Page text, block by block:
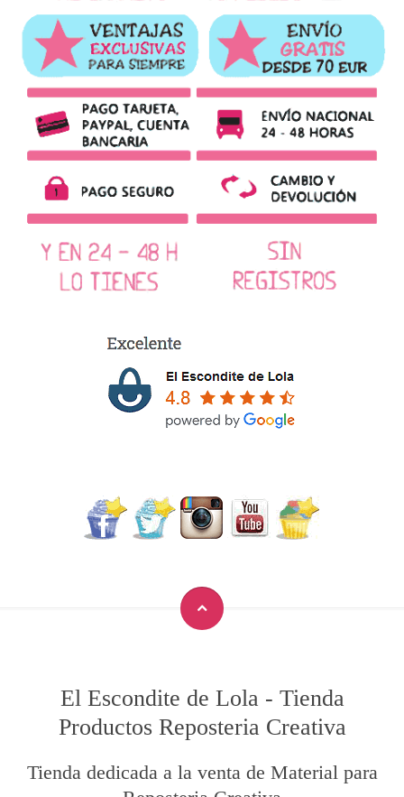
El Escondite de Lola - Tienda
Productos Reposteria Creativa
Tienda dedicada a la venta de Material para